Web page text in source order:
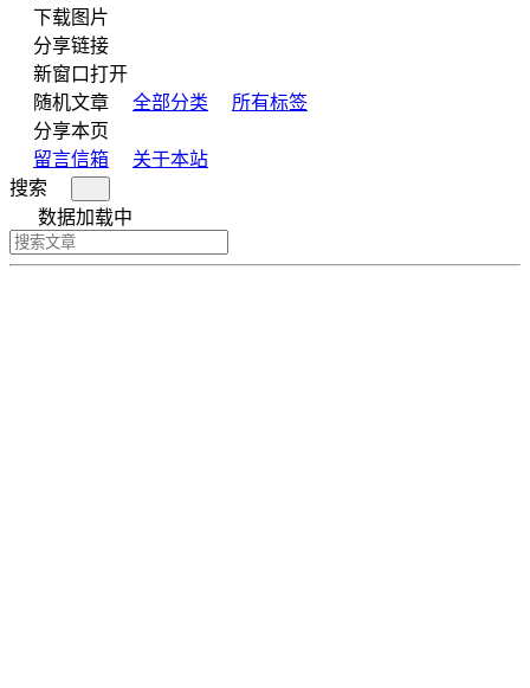
下载图片
分享链接
新窗口打开
随机文章
全部分类
所有标签
分享本页
留言信箱
关于本站
搜索
数据加载中